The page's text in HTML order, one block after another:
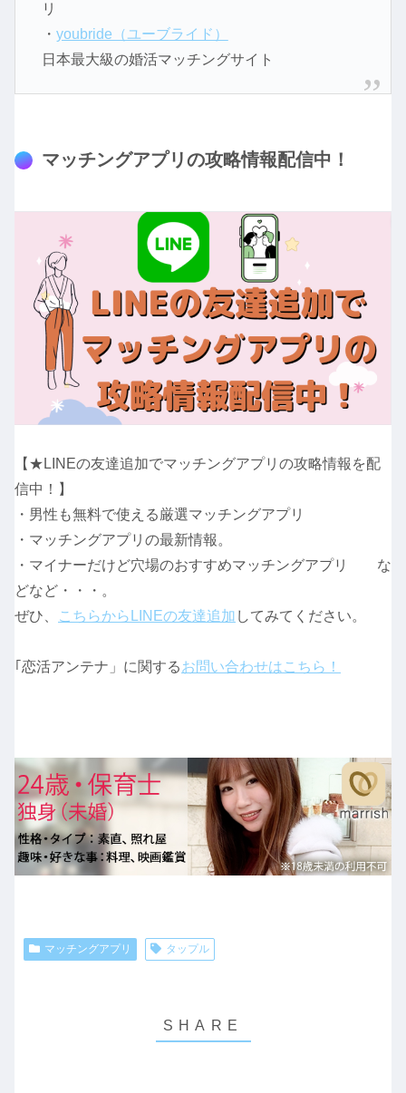
リ
・ youbride（ユーブライド）
日本最大級の婚活マッチングサイト
マッチングアプリの攻略情報配信中！
【★LINEの友達追加でマッチングアプリの攻略情報を配
信中！】
・男性も無料で使える厳選マッチングアプリ
・マッチングアプリの最新情報。
・マイナーだけど穴場のおすすめマッチングアプリ な
どなど・・・。
ぜひ、
こちらからLINEの友達追加 してみてください。
｢恋活アンテナ」に関するお問い合わせはこちら！
マッチングアプリ タップル